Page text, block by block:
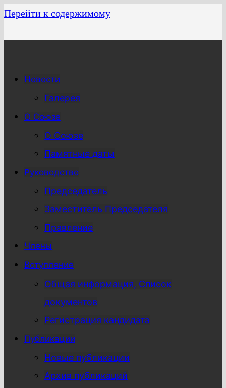
Перейти к содержимому
Новости
Галерея
О Союзе
О Союзе
Памятные даты
Руководство
Председатель
Заместитель Председателя
Правление
Члены
Вступление
Общая информация, Список
документов
Регистрация кандидата
Публикации
Новые публикации
Архив публикаций